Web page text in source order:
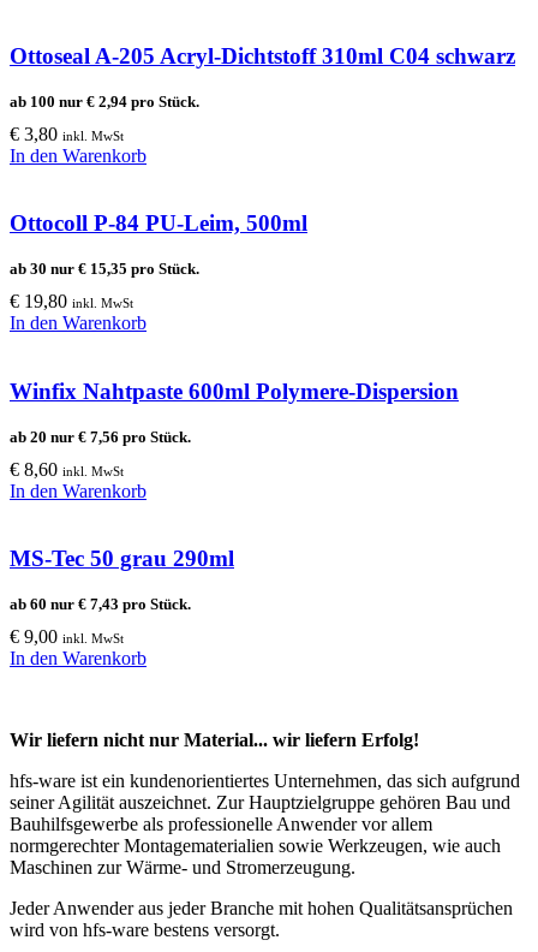
Ottoseal A-205 Acryl-Dichtstoff 310ml C04 schwarz
ab 100 nur € 2,94 pro Stück.
€ 3,80 inkl. MwSt
In den Warenkorb
Ottocoll P-84 PU-Leim, 500ml
ab 30 nur € 15,35 pro Stück.
€ 19,80 inkl. MwSt
In den Warenkorb
Winfix Nahtpaste 600ml Polymere-Dispersion
ab 20 nur € 7,56 pro Stück.
€ 8,60 inkl. MwSt
In den Warenkorb
MS-Tec 50 grau 290ml
ab 60 nur € 7,43 pro Stück.
€ 9,00 inkl. MwSt
In den Warenkorb
Wir liefern nicht nur Material... wir liefern Erfolg!
hfs-ware ist ein kundenorientiertes Unternehmen, das sich aufgrund
seiner Agilität auszeichnet. Zur Hauptzielgruppe gehören Bau und
Bauhilfsgewerbe als professionelle Anwender vor allem
normgerechter Montagematerialien sowie Werkzeugen, wie auch
Maschinen zur Wärme- und Stromerzeugung.
Jeder Anwender aus jeder Branche mit hohen Qualitätsansprüchen
wird von hfs-ware bestens versorgt.